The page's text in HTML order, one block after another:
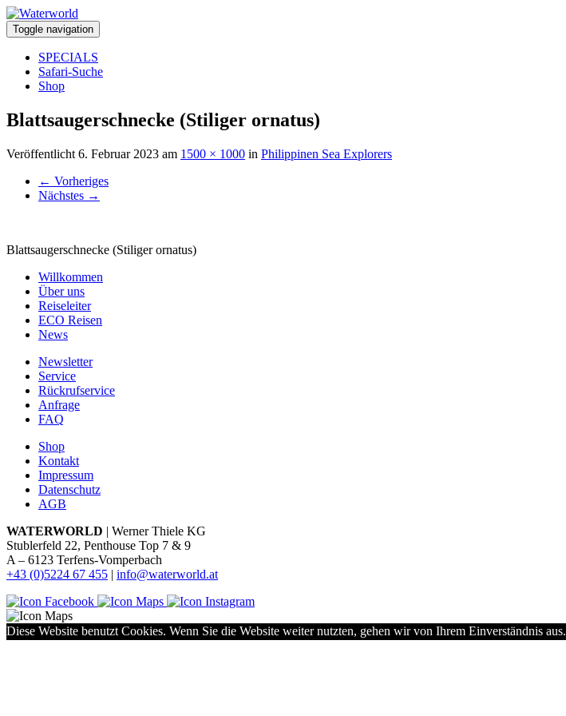
Toggle navigation
SPECIALS
Safari-Suche
Shop
Blattsaugerschnecke (Stiliger ornatus)
Veröffentlicht 6. Februar 2023 am 1500 × 1000 in Philippinen Sea Explorers
← Vorheriges
Nächstes →
Blattsaugerschnecke (Stiliger ornatus)
Willkommen
Über uns
Reiseleiter
ECO Reisen
News
Newsletter
Service
Rückrufservice
Anfrage
FAQ
Shop
Kontakt
Impressum
Datenschutz
AGB
WATERWORLD | Werner Thiele KG
Stublerfeld 22, Penthouse Top 7 & 9
A – 6123 Terfens-Vomperbach
+43 (0)5224 67 455 | info@waterworld.at
Diese Website benutzt Cookies. Wenn Sie die Website weiter nutzten, gehen wir von Ihrem Einverständnis aus.